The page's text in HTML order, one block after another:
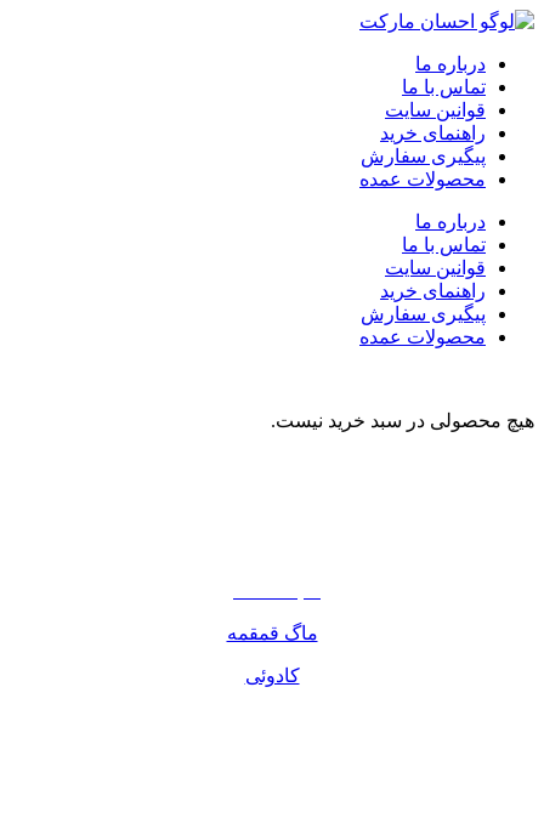
درباره ما
تماس با ما
قوانین سایت
راهنمای خرید
پیگیری سفارش
محصولات عمده
درباره ما
تماس با ما
قوانین سایت
راهنمای خرید
پیگیری سفارش
محصولات عمده
هیچ محصولی در سبد خرید نیست.
ماگ قمقمه
کادوئی